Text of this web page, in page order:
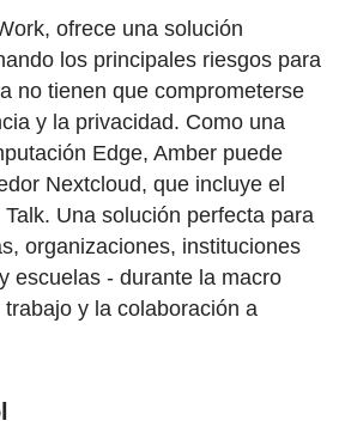
ofrece una solución
los principales riesgos para
no tienen que comprometerse
y la privacidad. Como una
Edge, Amber puede
Nextcloud, que incluye el
Una solución perfecta para
organizaciones, instituciones
escuelas - durante la macro
y la colaboración a